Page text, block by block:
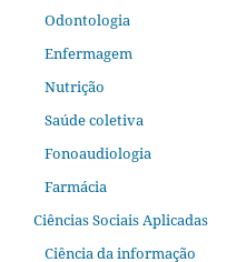
Odontologia
Enfermagem
Nutrição
Saúde coletiva
Fonoaudiologia
Farmácia
Ciências Sociais Aplicadas
Ciência da informação